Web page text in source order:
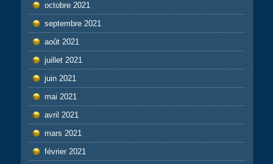
octobre 2021
septembre 2021
août 2021
juillet 2021
juin 2021
mai 2021
avril 2021
mars 2021
février 2021